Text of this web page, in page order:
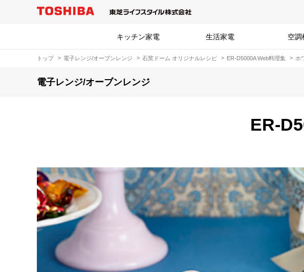
キッチン家電 生活家電 空調
トップ 電子レンジ/オーブンレンジ 石窯ドーム オリジナルレシピ ER-D5000A Web料理集 ホ
電子レンジ/オーブンレンジ
ER-